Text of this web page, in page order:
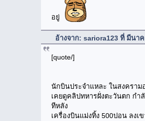
อยู่
อ้างจาก: sariora123 ที่ มีนา
[quote/]
นักบินประจำแหละ ในสงคราม
เคยดูคลิปทหารฝั่งตะวันตก กำ
ทีหลัง
เครื่องบินแม่งทิ้ง 500ปอน ลงเ